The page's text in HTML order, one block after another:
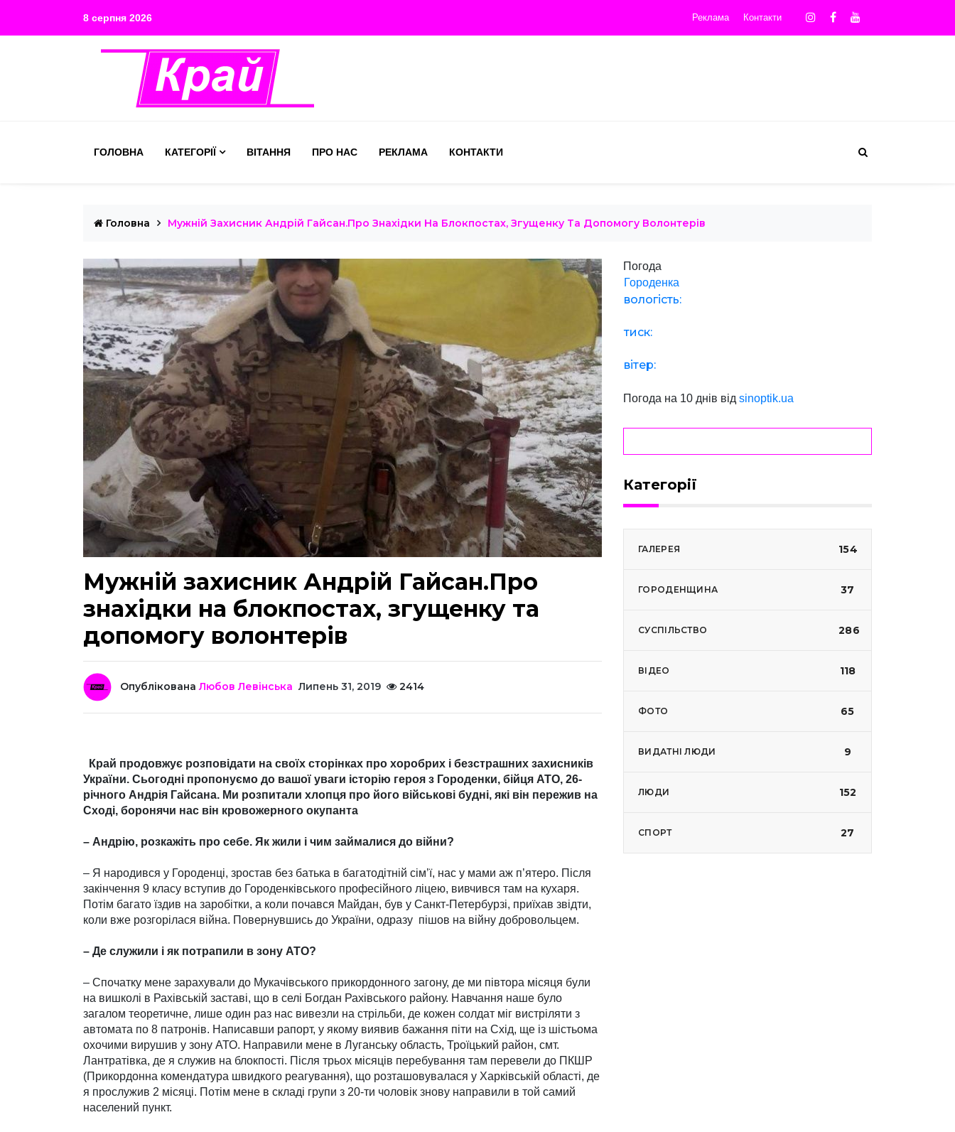
8 серпня 2026 Реклама Контакти
ГОЛОВНА КАТЕГОРІЇ ВІТАННЯ ПРО НАС РЕКЛАМА КОНТАКТИ
Головна Мужній Захисник Андрій Гайсан.Про Знахідки На Блокпостах, Згущенку Та Допомогу Волонтерів
Мужній захисник Андрій Гайсан.Про
знахідки на блокпостах, згущенку та
допомогу волонтерів
Опублікована Любов Левінська Липень 31, 2019 2414
Край продовжує розповідати на своїх сторінках про хоробрих і безстрашних захисників
України. Сьогодні пропонуємо до вашої уваги історію героя з Городенки, бійця АТО, 26-
річного Андрія Гайсана. Ми розпитали хлопця про його військові будні, які він пережив на
Сході, боронячи нас він кровожерного окупанта
– Андрію, розкажіть про себе. Як жили і чим займалися до війни?
– Я народився у Городенці, зростав без батька в багатодітній сім’ї, нас у ма­ми аж п’ятеро. Після
закінчення 9 класу вступив до Городенківського професій­но­го ліцею, вивчився там на кухаря.
Потім багато їздив на заробітки, а коли почався Майдан, був у Санкт-Петербур­зі, приїхав звідти,
коли вже розгорілася війна. Повернувшись до України, одразу пішов на війну добро­вольцем.
– Де служили і як потрапили в зону АТО?
– Спочатку мене зарахували до Мукачівського прикордонного загону, де ми півтора місяця були
на вишколі в Рахівській заставі, що в селі Богдан Рахівського району. Навчання наше було
загалом теоретичне, лише один раз нас вивезли на стрільби, де кожен солдат міг вистріляти з
автомата по 8 патронів. На­писавши рапорт, у якому виявив бажан­ня піти на Схід, ще із шістьома
охочими вирушив у зону АТО. Направи­ли мене в Луганську область, Троїцький район, смт.
Лантратівка, де я служив на блокпості. Після трьох місяців перебу­ван­ня там перевели до ПКШР
(Прикордонна комен­датура швидкого реагування), що розташовувалася у Харківській області, де
я прослужив 2 місяці. Потім мене в складі групи з 20-ти чоловік знову направили в той самий
населений пункт.
Погода
Городенка
вологість:
тиск:
вітер:
Погода на 10 днів від sinoptik.ua
Категорії
ГАЛЕРЕЯ 154
ГОРОДЕНЩИНА 37
СУСПІЛЬСТВО 286
ВІДЕО 118
ФОТО 65
ВИДАТНІ ЛЮДИ 9
ЛЮДИ 152
СПОРТ 27